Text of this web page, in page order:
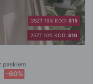
2SZT 10% KOD: S10
3SZT 15% KOD: S15
paskiem
-60%